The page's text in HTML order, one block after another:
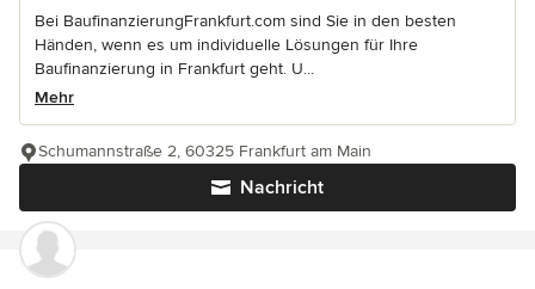
Bei BaufinanzierungFrankfurt.com sind Sie in den besten
Händen, wenn es um individuelle Lösungen für Ihre
Baufinanzierung in Frankfurt geht. U...
Mehr
Nachricht
Schumannstraße 2, 60325 Frankfurt am Main